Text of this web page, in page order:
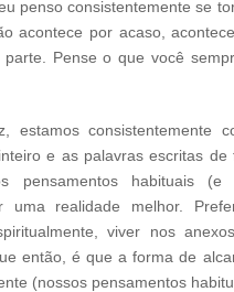
penso consistentemente se
acontece por acaso,
Pense o que você
estamos consistentemente
e as palavras escritas
pensamentos habituais (e
realidade melhor.
viver nos
então, é que a forma de
(nossos pensamentos